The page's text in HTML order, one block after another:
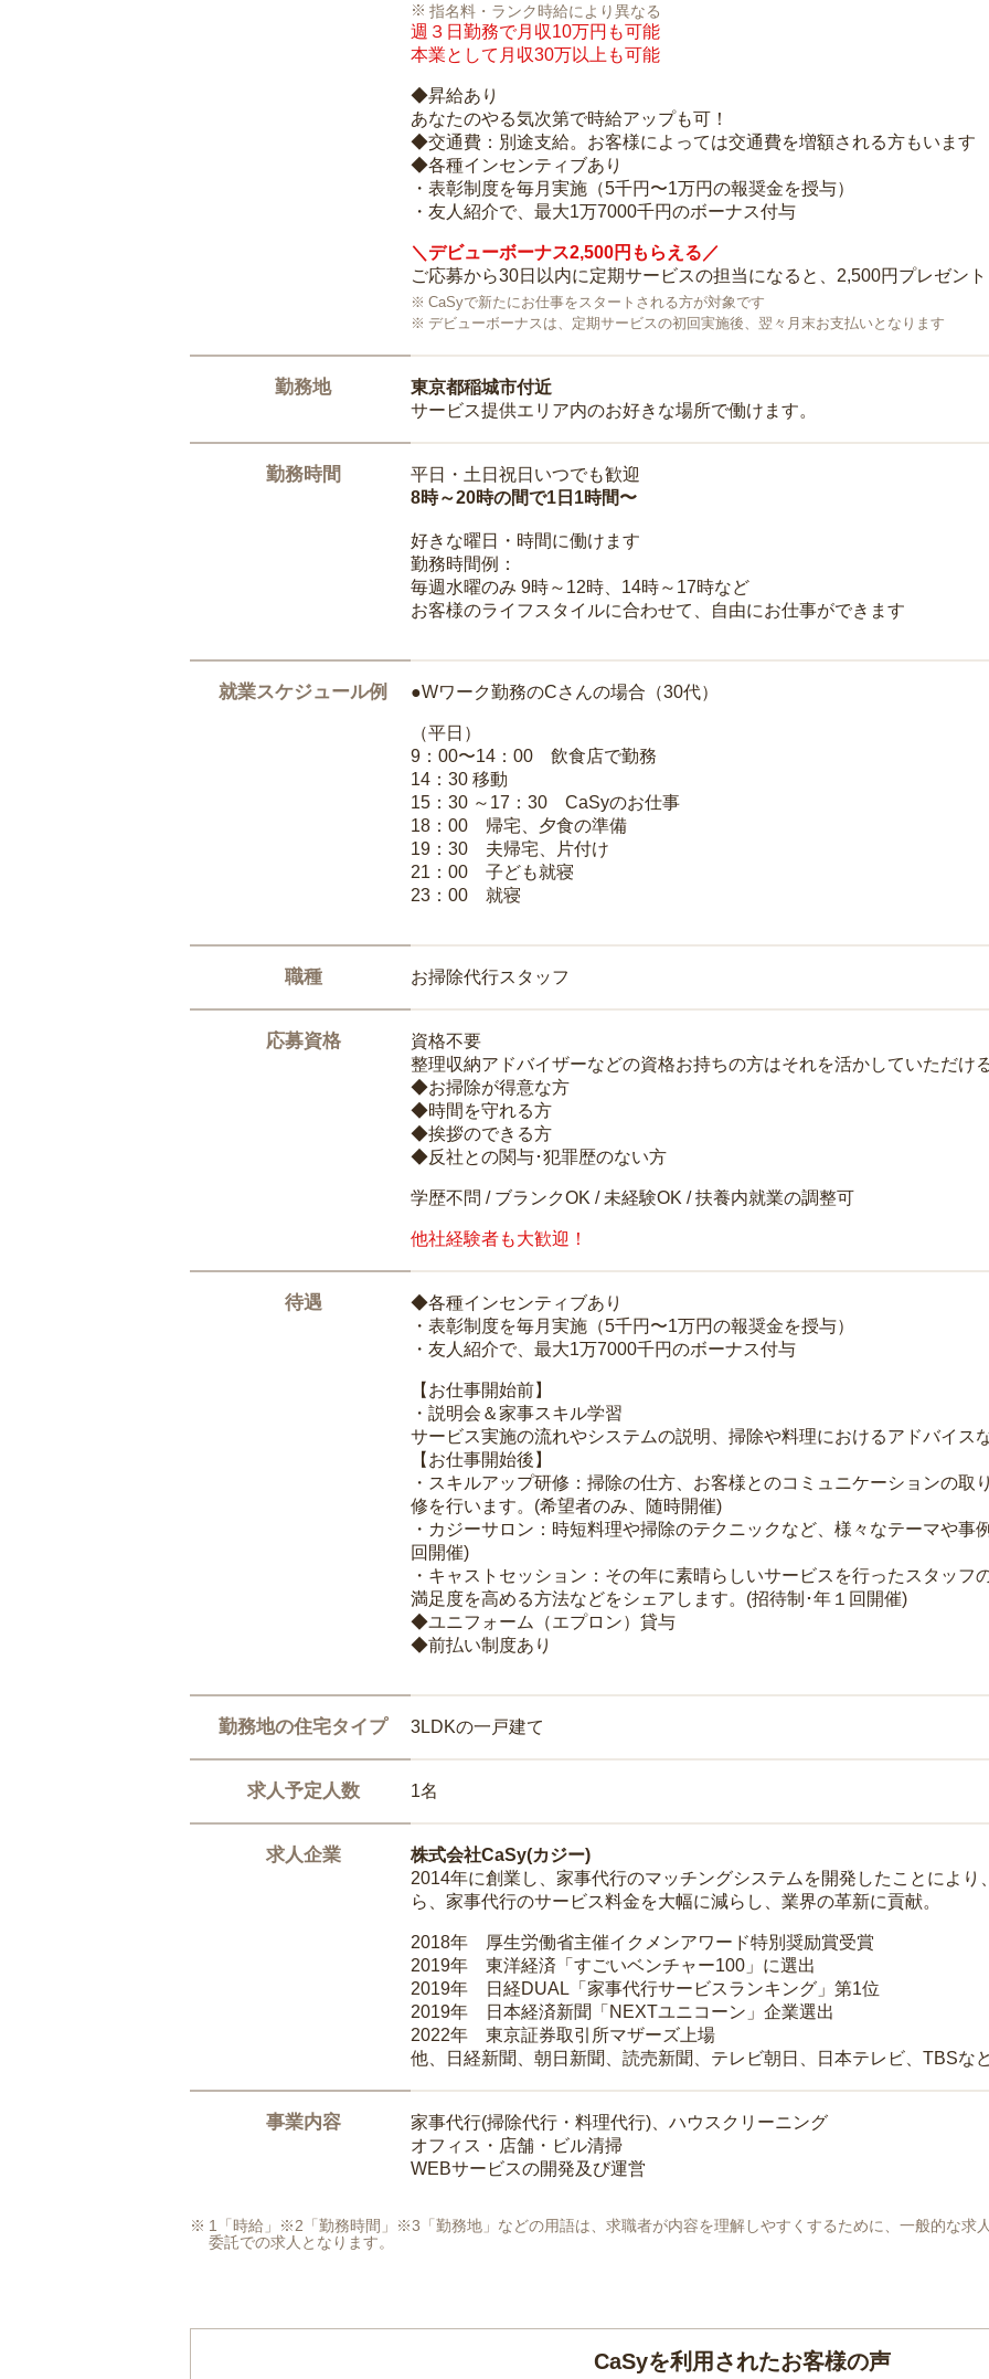
指名料・ランク時給により異なる
週３日勤務で月収10万円も可能
本業として月収30万以上も可能
◆昇給あり
あなたのやる気次第で時給アップも可！
◆交通費：別途支給。お客様によっては交通費を増額される方もいます
◆各種インセンティブあり
・表彰制度を毎月実施（5千円〜1万円の報奨金を授与）
・友人紹介で、最大1万7000千円のボーナス付与
＼デビューボーナス2,500円もらえる／
ご応募から30日以内に定期サービスの担当になると、2,500円プレゼント
CaSyで新たにお仕事をスタートされる方が対象です
デビューボーナスは、定期サービスの初回実施後、翌々月末お支払いとなります
勤務地
東京都稲城市付近
サービス提供エリア内のお好きな場所で働けます。
勤務時間
平日・土日祝日いつでも歓迎
8時～20時の間で1日1時間〜
好きな曜日・時間に働けます
勤務時間例：
毎週水曜のみ 9時～12時、14時～17時など
お客様のライフスタイルに合わせて、自由にお仕事ができます
就業スケジュール例 ●Wワーク勤務のCさんの場合（30代）
（平日）
9：00〜14：00 飲食店で勤務
14：30 移動
15：30 ～17：30 CaSyのお仕事
18：00 帰宅、夕食の準備
19：30 夫帰宅、片付け
21：00 子ども就寝
23：00 就寝
職種 お掃除代行スタッフ
応募資格
資格不要
整理収納アドバイザーなどの資格お持ちの方はそれを活かしていただけ
◆お掃除が得意な方
◆時間を守れる方
◆挨拶のできる方
◆反社との関与･犯罪歴のない方
学歴不問 / ブランクOK / 未経験OK / 扶養内就業の調整可
他社経験者も大歓迎！
待遇
◆各種インセンティブあり
・表彰制度を毎月実施（5千円〜1万円の報奨金を授与）
・友人紹介で、最大1万7000千円のボーナス付与
【お仕事開始前】
・説明会＆家事スキル学習
サービス実施の流れやシステムの説明、掃除や料理におけるアドバイス
【お仕事開始後】
・スキルアップ研修：掃除の仕方、お客様とのコミュニケーションの
修を行います。(希望者のみ、随時開催)
・カジーサロン：時短料理や掃除のテクニックなど、様々なテーマや事
回開催)
・キャストセッション：その年に素晴らしいサービスを行ったスタッ
満足度を高める方法などをシェアします。(招待制･年１回開催)
◆ユニフォーム（エプロン）貸与
◆前払い制度あり
勤務地の住宅タイプ 3LDKの一戸建て
求人予定人数 1名
求人企業
株式会社CaSy(カジー)
2014年に創業し、家事代行のマッチングシステムを開発したことによ
ら、家事代行のサービス料金を大幅に減らし、業界の革新に貢献。
2018年 厚生労働省主催イクメンアワード特別奨励賞受賞
2019年 東洋経済「すごいベンチャー100」に選出
2019年 日経DUAL「家事代行サービスランキング」第1位
2019年 日本経済新聞「NEXTユニコーン」企業選出
2022年 東京証券取引所マザーズ上場
他、日経新聞、朝日新聞、読売新聞、テレビ朝日、日本テレビ、TBSな
事業内容
家事代行(掃除代行・料理代行)、ハウスクリーニング
オフィス・店舗・ビル清掃
WEBサービスの開発及び運営
1「時給」※2「勤務時間」※3「勤務地」などの用語は、求職者が内容を理解しやすくするために、一般的な求
委託での求人となります。
CaSyを利用されたお客様の声